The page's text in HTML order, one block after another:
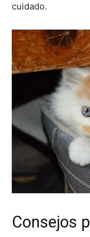
cuidado.
Consejos